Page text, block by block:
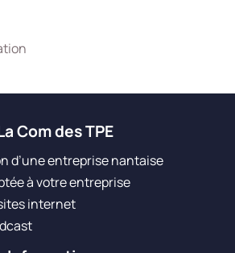
Com des TPE
d’une entreprise nantaise
à votre entreprise
internet